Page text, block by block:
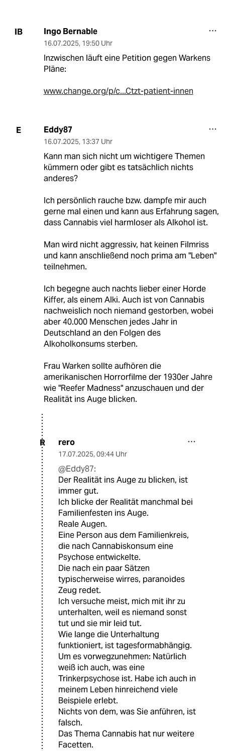
IB Ingo Bernable
16.07.2025, 19:50 Uhr
Inzwischen läuft eine Petition gegen Warkens
Pläne:
www.change.org/p/c...Ctzt-patient-innen
E Eddy87
16.07.2025, 13:37 Uhr
Kann man sich nicht um wichtigere Themen
kümmern oder gibt es tatsächlich nichts
anderes?
Ich persönlich rauche bzw. dampfe mir auch
gerne mal einen und kann aus Erfahrung sagen,
dass Cannabis viel harmloser als Alkohol ist.
Man wird nicht aggressiv, hat keinen Filmriss
und kann anschließend noch prima am "Leben"
teilnehmen.
Ich begegne auch nachts lieber einer Horde
Kiffer, als einem Alki. Auch ist von Cannabis
nachweislich noch niemand gestorben, wobei
aber 40.000 Menschen jedes Jahr in
Deutschland an den Folgen des
Alkoholkonsums sterben.
Frau Warken sollte aufhören die
amerikanischen Horrorfilme der 1930er Jahre
wie "Reefer Madness" anzuschauen und der
Realität ins Auge blicken.
R rero
17.07.2025, 09:44 Uhr
@Eddy87:
Der Realität ins Auge zu blicken, ist
immer gut.
Ich blicke der Realität manchmal bei
Familienfesten ins Auge.
Reale Augen.
Eine Person aus dem Familienkreis,
die nach Cannabiskonsum eine
Psychose entwickelte.
Die nach ein paar Sätzen
typischerweise wirres, paranoides
Zeug redet.
Ich versuche meist, mich mit ihr zu
unterhalten, weil es niemand sonst
tut und sie mir leid tut.
Wie lange die Unterhaltung
funktioniert, ist tagesformabhängig.
Um es vorwegzunehmen: Natürlich
weiß ich auch, was eine
Trinkerpsychose ist. Habe ich auch in
meinem Leben hinreichend viele
Beispiele erlebt.
Nichts von dem, was Sie anführen, ist
falsch.
Das Thema Cannabis hat nur weitere
Facetten.